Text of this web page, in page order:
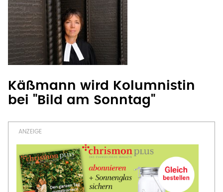
Käßmann wird Kolumnistin
bei "Bild am Sonntag"